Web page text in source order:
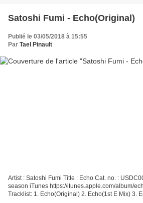
Satoshi Fumi - Echo(Original)
Publié le 03/05/2018 à 15:55
Par Tael Pinault
Artist : Satoshi Fumi Title : Echo Cat. no. :
season iTunes https://itunes.apple.com/album/
Tracklist: 1. Echo(Original) 2. Echo(1st E Mix) 3.